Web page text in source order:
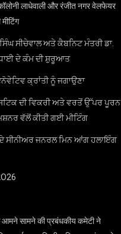
लाधेवाली और रंजीत नगर वेलफेयर
ਸੀਚੇਵਾਲ ਅਤੇ ਕੈਬਨਿਟ ਮੰਤਰੀ ਡਾ.
ਦੇ ਕੰਮ ਦੀ ਸ਼ੁਰੂਆਤ
ਕ੍ਰਾਂਤੀ ਨੂੰ ਜਗਾਉਣਾ
ਦੀ ਵਿਕਰੀ ਅਤੇ ਵਰਤੋਂ ਉੱਪਰ ਪੂਰਨ
ਵੱਲੋਂ ਕੀਤੀ ਗਈ ਮੀਟਿੰਗ
ਸੀਨੀਅਰ ਜਨਰਲ ਮਿਨ ਆਂਗ ਹਲਾਇੰਗ
आमने सामने की प्रबंधकीय कमेटी ने